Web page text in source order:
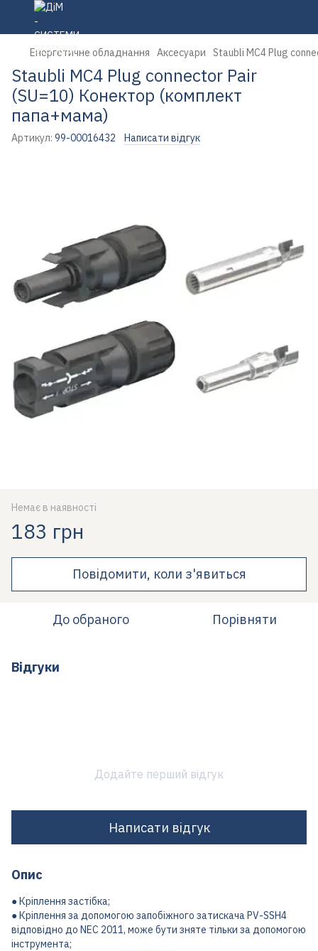
Енергетичне обладнання Аксесуари Staubli MC4 Plug
Staubli MC4 Plug connector Pair
(SU=10) Конектор (комплект
папа+мама)
Артикул: 99-00016432 Написати відгук
Немає в наявності
183 грн
Повідомити, коли з'явиться
До обраного Порівняти
Відгуки
Додайте перший відгук
Написати відгук
Опис
● Кріплення застібка;
● Кріплення за допомогою запобіжного затискача PV-SSH4
відповідно до NEC 2011, може бути зняте тільки за допомогою
інструмента;